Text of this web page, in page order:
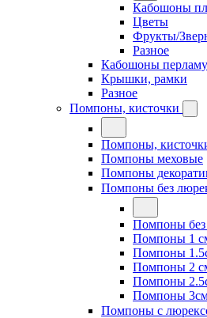
Кабошоны
Цветы
Фрукты/
Разное
Кабошоны
Крышки, рамки
Разное
Помпоны, кисточки
Помпоны,
Помпоны меховые
Помпоны
Помпоны без
Помпоны без
Помпоны 1
Помпоны
Помпоны 2
Помпоны
Помпоны
Помпоны с